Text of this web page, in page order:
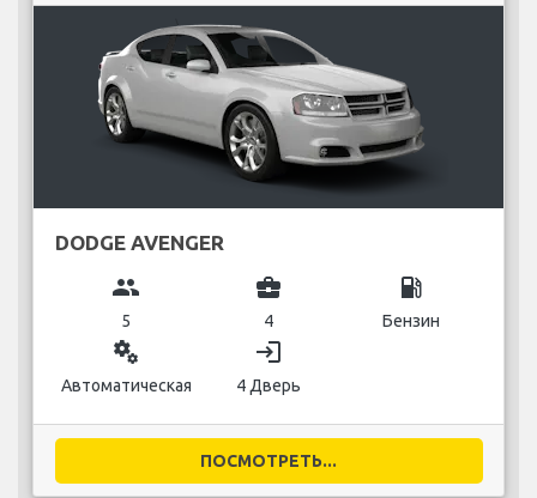
DODGE AVENGER
group
5
business_center
4
local_gas_station
Бензин
miscellaneous_services
Автоматическая
login
4 Дверь
ПОСМОТРЕТЬ...